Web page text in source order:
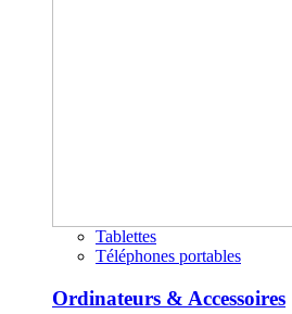
Tablettes
Téléphones portables
Ordinateurs & Accessoires